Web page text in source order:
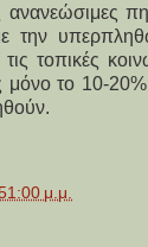
ανανεώσιμες
την
τοπικές
μόνο το 10-
μ.μ.